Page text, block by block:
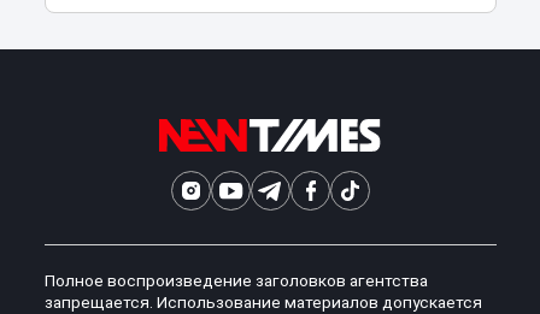
Полное воспроизведение заголовков агентства
запрещается. Использование материалов допускается